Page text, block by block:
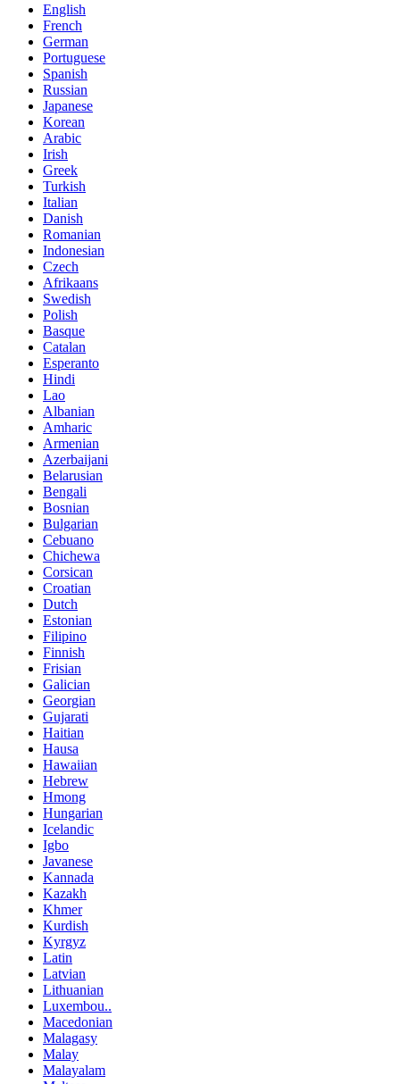
English
French
German
Portuguese
Spanish
Russian
Japanese
Korean
Arabic
Irish
Greek
Turkish
Italian
Danish
Romanian
Indonesian
Czech
Afrikaans
Swedish
Polish
Basque
Catalan
Esperanto
Hindi
Lao
Albanian
Amharic
Armenian
Azerbaijani
Belarusian
Bengali
Bosnian
Bulgarian
Cebuano
Chichewa
Corsican
Croatian
Dutch
Estonian
Filipino
Finnish
Frisian
Galician
Georgian
Gujarati
Haitian
Hausa
Hawaiian
Hebrew
Hmong
Hungarian
Icelandic
Igbo
Javanese
Kannada
Kazakh
Khmer
Kurdish
Kyrgyz
Latin
Latvian
Lithuanian
Luxembou..
Macedonian
Malagasy
Malay
Malayalam